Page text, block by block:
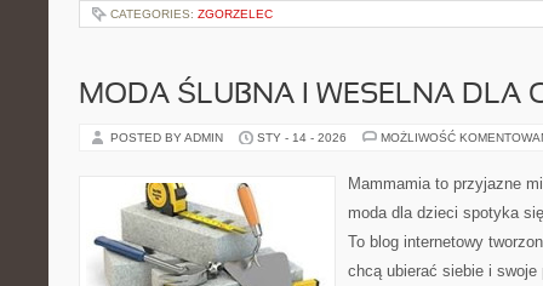
CATEGORIES: ZGORZELEC
MODA ŚLUBNA I WESELNA DLA
POSTED BY ADMIN STY - 14 - 2026 MOŻLIWOŚĆ
Mammamia to przyjazne
moda dla dzieci spotyka
To blog internetowy
chcą ubierać siebie i